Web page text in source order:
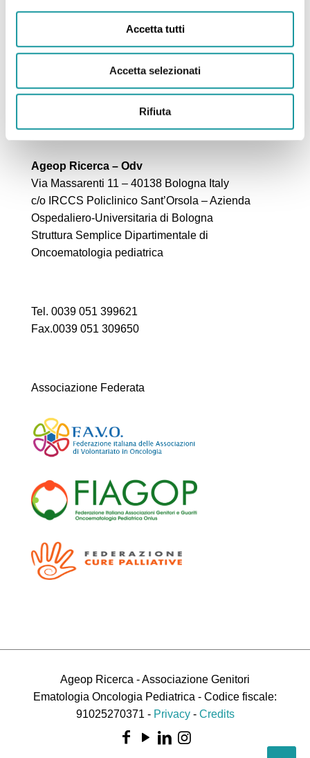
Accetta tutti
Accetta selezionati
Rifiuta
Ageop Ricerca – Odv
Via Massarenti 11 – 40138 Bologna Italy
c/o IRCCS Policlinico Sant’Orsola – Azienda
Ospedaliero-Universitaria di Bologna
Struttura Semplice Dipartimentale di
Oncoematologia pediatrica
Tel. 0039 051 399621
Fax.0039 051 309650
Associazione Federata
Ageop Ricerca - Associazione Genitori
Ematologia Oncologia Pediatrica - Codice fiscale:
91025270371 - Privacy- Credits